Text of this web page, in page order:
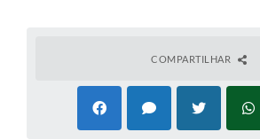
COMPARTILHAR